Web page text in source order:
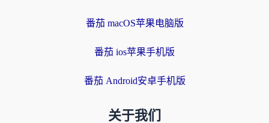
番茄 macOS苹果电脑版
番茄 ios苹果手机版
番茄 Android安卓手机版
关于我们